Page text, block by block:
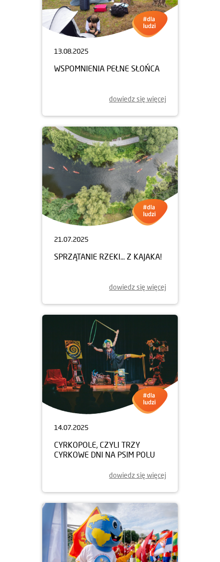
13.08.2025
WSPOMNIENIA PEŁNE SŁOŃCA
dowiedz się więcej
21.07.2025
SPRZĄTANIE RZEKI... Z KAJAKA!
dowiedz się więcej
14.07.2025
CYRKOPOLE, CZYLI TRZY
CYRKOWE DNI NA PSIM POLU
dowiedz się więcej